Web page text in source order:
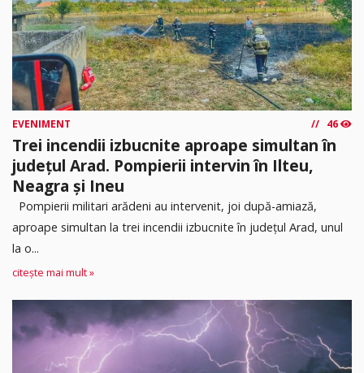
EVENIMENT 46
Trei incendii izbucnite aproape simultan în
județul Arad. Pompierii intervin în Ilteu,
Neagra și Ineu
Pompierii militari arădeni au intervenit, joi după-amiază,
aproape simultan la trei incendii izbucnite în județul Arad, unul
la o...
citește mai mult »